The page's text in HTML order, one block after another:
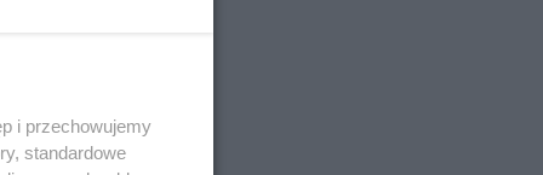
i przechowujemy
standardowe